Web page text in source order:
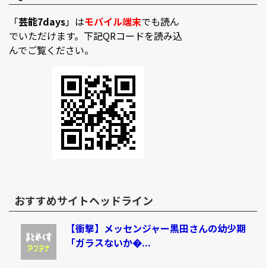
「芸能7days」はモバイル端末でも読ん
でいただけます。下記QRコードを読み込
んでご覧ください。
おすすめサイトヘッドライン
【衝撃】メッセンジャー黒田さんの幼少期
「ガラスないか�...